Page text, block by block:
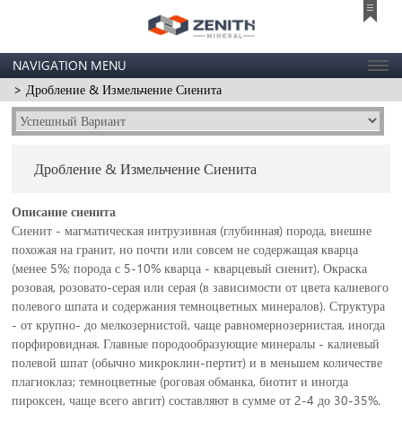
NAVIGATION MENU
> Дробление & Измельчение Сиенита
Дробление & Измельчение Сиенита
Описание сиенита
Сиенит - магматическая интрузивная (глубинная) порода, внешне
похожая на гранит, но почти или совсем не содержащая кварца
(менее 5%; порода с 5-10% кварца - кварцевый сиенит). Окраска
розовая, розовато-серая или серая (в зависимости от цвета калиевого
полевого шпата и содержания темноцветных минералов). Структура
- от крупно- до мелкозернистой, чаще равномернозернистая, иногда
порфировидная. Главные породообразующие минералы - калиевый
полевой шпат (обычно микроклин-пертит) и в меньшем количестве
плагиоклаз; темноцветные (роговая обманка, биотит и иногда
пироксен, чаще всего авгит) составляют в сумме от 2-4 до 30-35%.